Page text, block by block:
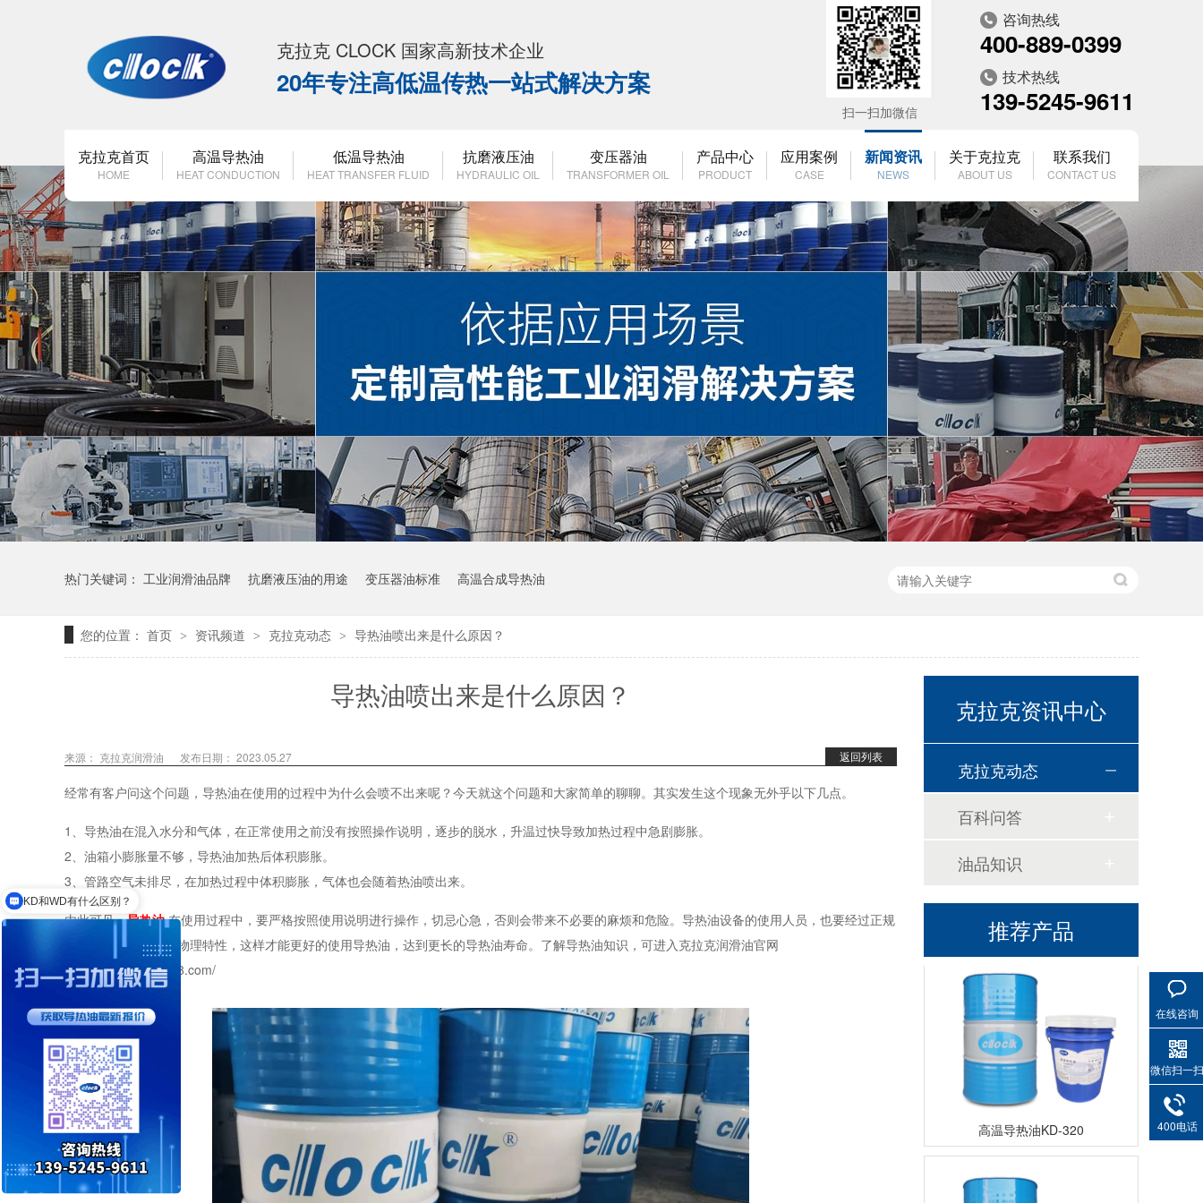
克拉克 CLOCK 国家高新技术企业
20年专注高低温传热一站式解决方案
咨询热线
400-889-0399
技术热线
139-5245-9611
扫一扫加微信
克拉克首页
HOME
高温导热油
HEAT CONDUCTION
低温导热油
HEAT TRANSFER FLUID
抗磨液压油
HYDRAULIC OIL
变压器油
TRANSFORMER OIL
产品中心
PRODUCT
应用案例
CASE
新闻资讯
NEWS
关于克拉克
ABOUT US
联系我们
CONTACT US
热门关键词： 工业润滑油品牌 抗磨液压油的用途 变压器油标准 高温合成导热油
您的位置： 首页 > 资讯频道 > 克拉克动态 > 导热油喷出来是什么原因？
导热油喷出来是什么原因？
返回列表
来源： 克拉克润滑油 发布日期： 2023.05.27
经常有客户问这个问题，导热油在使用的过程中为什么会喷不出来呢？今天就这个问题和大家简单的聊聊。其实发生这个现象无外乎以下几点。
1、 导热油在混入水分和气体 ， 在正常使用之前没有按照操作说明，逐步的脱水，升温过快导致加热过程中急剧膨胀。
2、油箱小膨胀量不够，导热油加热后体积膨胀。
3、管路空气未排尽，在加热过程中体积膨胀 ， 气体也会随着热油喷出来。
由此可见，导热油 在使用过程中，要严格按照使用说明进行操作，切忌心急，否则会带来不必要的麻烦和危险。导热油设备的使用人员，也要经过正规
的培训，了解导热油物理特性，这样才能更好的使用导热油，达到更长的导热油寿命。了解导热油知识，可进入克拉克润滑油官网
https://www.jsclock88.com/
克拉克资讯中心
克拉克动态
百科问答
油品知识
推荐产品
高温链条油HL350
高温导热油KD-320
在线咨询
微信扫一扫
400电话
KD和WD有什么区别？